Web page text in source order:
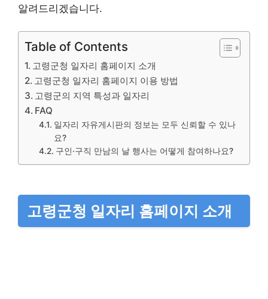
알려드리겠습니다.
Table of Contents
고령군청 일자리 홈페이지 소개
고령군청 일자리 홈페이지 이용 방법
고령군의 지역 특성과 일자리
FAQ
일자리 자유게시판의 정보는 모두 신뢰할 수 있나
요?
구인·구직 만남의 날 행사는 어떻게 참여하나요?
고령군청 일자리 홈페이지 소개